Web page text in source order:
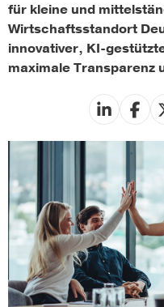
für kleine und
Wirtschaftsstandort
innovativer, KI-
maximale Transparenz